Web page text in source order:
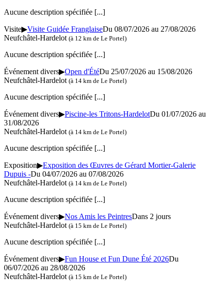
Aucune description spécifiée [...]
Visite▶Visite Guidée FranglaiseDu 08/07/2026 au 27/08/2026
Neufchâtel-Hardelot (à 12 km de Le Portel)
Aucune description spécifiée [...]
Événement divers▶Open d'ÉtéDu 25/07/2026 au 15/08/2026
Neufchâtel-Hardelot (à 14 km de Le Portel)
Aucune description spécifiée [...]
Événement divers▶Piscine-les Tritons-HardelotDu 01/07/2026 au
31/08/2026
Neufchâtel-Hardelot (à 14 km de Le Portel)
Aucune description spécifiée [...]
Exposition▶Exposition des Œuvres de Gérard Mortier-Galerie
Dupuis -Du 04/07/2026 au 07/08/2026
Neufchâtel-Hardelot (à 14 km de Le Portel)
Aucune description spécifiée [...]
Événement divers▶Nos Amis les PeintresDans 2 jours
Neufchâtel-Hardelot (à 15 km de Le Portel)
Aucune description spécifiée [...]
Événement divers▶Fun House et Fun Dune Été 2026Du
06/07/2026 au 28/08/2026
Neufchâtel-Hardelot (à 15 km de Le Portel)